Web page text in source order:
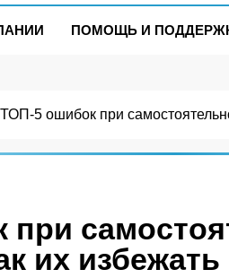
ПОМОЩЬ И
ТОП-5 ошибок при
их избежать